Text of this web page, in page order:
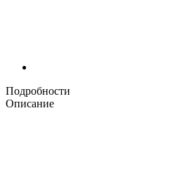
Подробности
Описание